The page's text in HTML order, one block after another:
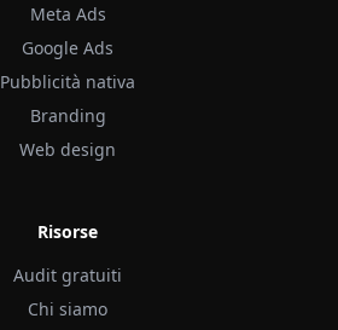
Meta Ads
Google Ads
Pubblicità nativa
Branding
Web design
Risorse
Audit gratuiti
Chi siamo